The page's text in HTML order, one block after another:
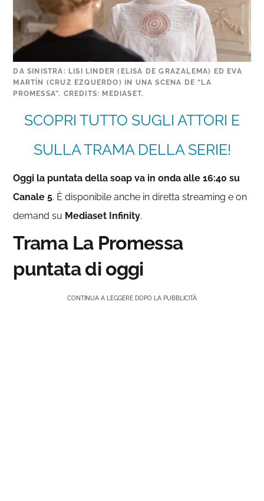
DA SINISTRA: LISI LINDER (ELISA DE GRAZALEMA) ED EVA
MARTÍN (CRUZ EZQUERDO) IN UNA SCENA DE “LA
PROMESSA”. CREDITS: MEDIASET.
SCOPRI TUTTO SUGLI ATTORI E
SULLA TRAMA DELLA SERIE!
Oggi la puntata della soap va in onda alle 16:40 su
Canale 5. È disponibile anche in diretta streaming e on
demand su Mediaset Infinity.
Trama La Promessa
puntata di oggi
CONTINUA A LEGGERE DOPO LA PUBBLICITÀ